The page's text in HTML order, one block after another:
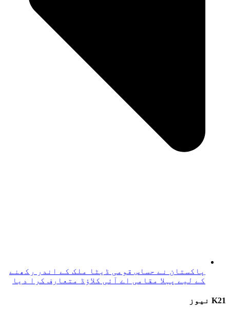
پاکستان نے حساس قومی ڈیٹا ملک کے اندر رکھنے
کے لیے پہلا مقامی اے آئی کلاؤڈ متعارف کرا دیا
K21 نیوز